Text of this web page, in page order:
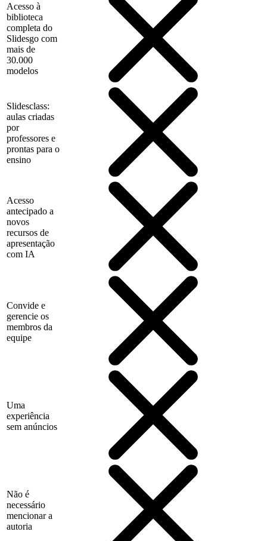
Acesso à
biblioteca
completa do
Slidesgo com
mais de
30.000
modelos
Slidesclass:
aulas criadas
por
professores e
prontas para o
ensino
Acesso
antecipado a
novos
recursos de
apresentação
com IA
Convide e
gerencie os
membros da
equipe
Uma
experiência
sem anúncios
Não é
necessário
mencionar a
autoria